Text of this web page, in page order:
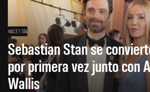
HACE 1 DÍA
Sebastian Stan se
por primera vez junto con
Wallis